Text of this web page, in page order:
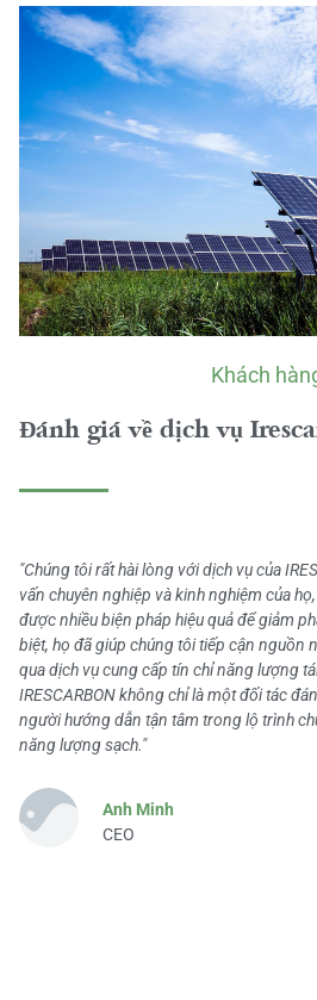
Khách
Đánh giá về dịch vụ
"Chúng tôi rất hài lòng với dịch vụ của
vấn chuyên nghiệp và kinh nghiệm của
được nhiều biện pháp hiệu quả để giảm
biệt, họ đã giúp chúng tôi tiếp cận nguồn
qua dịch vụ cung cấp tín chỉ năng lượng
IRESCARBON không chỉ là một đối tác
người hướng dẫn tận tâm trong lộ trình
năng lượng sạch."
Anh Minh
CEO